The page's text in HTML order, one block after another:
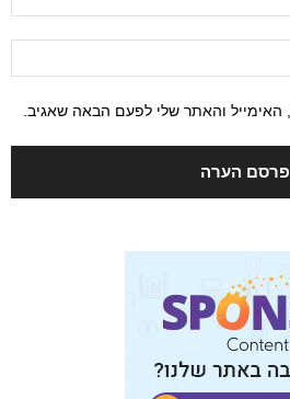
והאתר שלי לפעם הבאה שאגיב.